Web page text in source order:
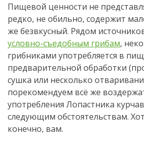
Пищевой ценности не
редко, не обильно, содержит
же безвкусный. Рядом
условно-съедобным грибам,
грибниками употребляется в
предварительной обработки
сушка или несколько
порекомендуем всё же
употребления Лопастника
следующим обстоятельствам.
конечно, вам.